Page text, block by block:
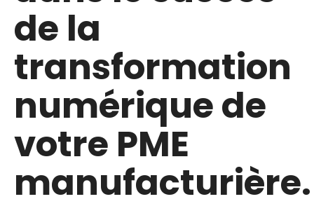
de la
transformation
numérique de
votre PME
manufacturière.